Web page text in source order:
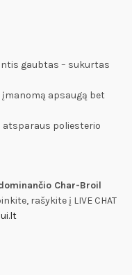
gaubtas – sukurtas
įmanomą apsaugą bet
atsparaus poliesterio
Char-Broil
rašykite į LIVE CHAT